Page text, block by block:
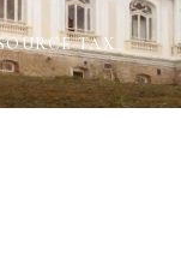
TAX